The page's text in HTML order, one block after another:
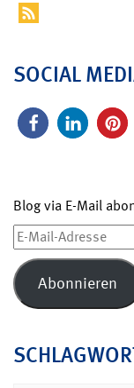
SOCIAL
Blog via E-Mail
E-
Mail-
Adresse
Abonnieren